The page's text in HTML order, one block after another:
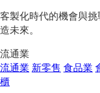
客製化時代的機會與
造未來。
流通業
流通業 新零售 食品業
櫃